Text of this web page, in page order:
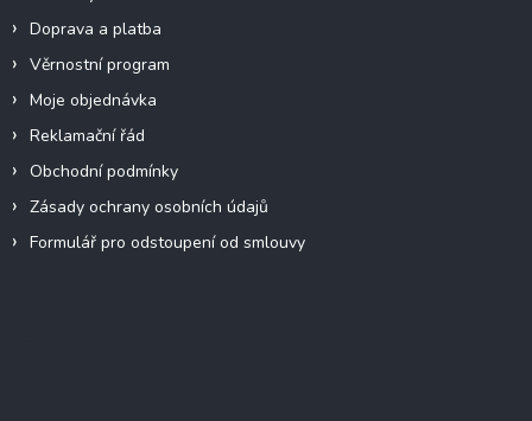
Doprava a platba
Věrnostní program
Moje objednávka
Reklamační řád
Obchodní podmínky
Zásady ochrany osobních údajů
Formulář pro odstoupení od smlouvy